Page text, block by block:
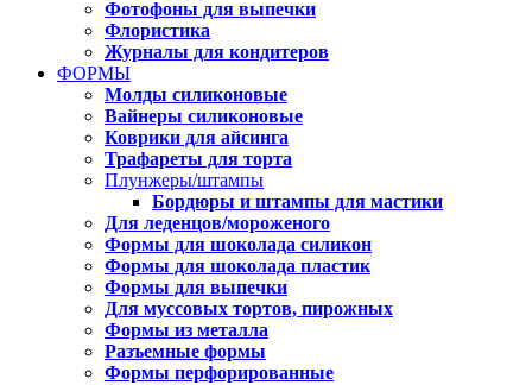
Фотофоны для выпечки
Флористика
Журналы для кондитеров
ФОРМЫ
Молды силиконовые
Вайнеры силиконовые
Коврики для айсинга
Трафареты для торта
Плунжеры/штампы
Бордюры и штампы для мастики
Для леденцов/мороженого
Формы для шоколада силикон
Формы для шоколада пластик
Формы для выпечки
Для муссовых тортов, пирожных
Формы из металла
Разъемные формы
Формы перфорированные